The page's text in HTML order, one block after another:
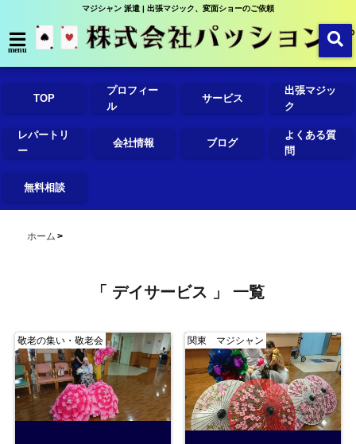
マジシャン 派遣 | 出張マジック、変面ショーのご依頼
menu
TOP
プロフィー
ル
サービス
出張マジッ
ク
レパートリ
ー
会社情報 ブログ
よくある質
問
無料相談
ホーム
「 デイサービス 」 一覧
敬老の集い・敬老会 関東 マジシャン